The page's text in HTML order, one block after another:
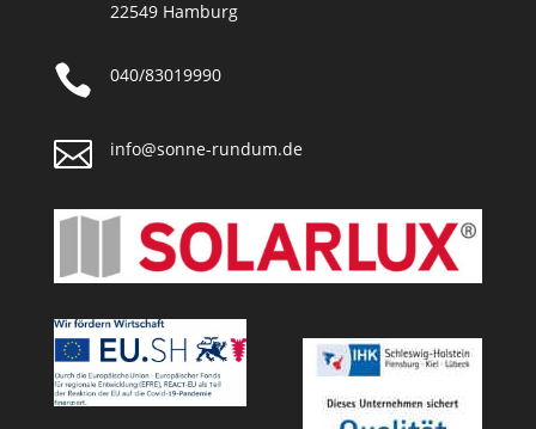
22549 Hamburg
 040/83019990
 info@sonne-rundum.de